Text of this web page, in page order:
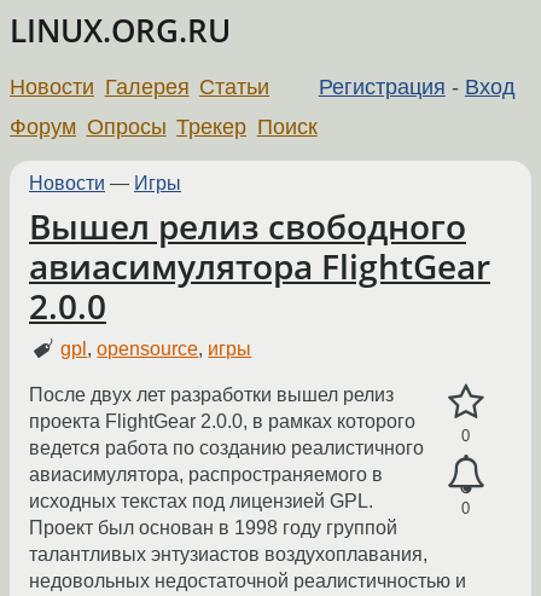
LINUX.ORG.RU
Регистрация - Вход
Новости Галерея Статьи
Форум Опросы Трекер Поиск
Новости — Игры
Вышел релиз свободного
авиасимулятора FlightGear
2.0.0
gpl ,opensource, игры
0
0
После двух лет разработки вышел релиз
проекта FlightGear 2.0.0, в рамках которого
ведется работа по созданию реалистичного
авиасимулятора, распространяемого в
исходных текстах под лицензией GPL.
Проект был основан в 1998 году группой
талантливых энтузиастов воздухоплавания,
недовольных недостаточной реалистичностью и